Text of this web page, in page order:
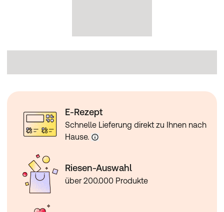
E-Rezept
Schnelle Lieferung direkt zu Ihnen nach
Hause.
Riesen-Auswahl
über 200.000 Produkte